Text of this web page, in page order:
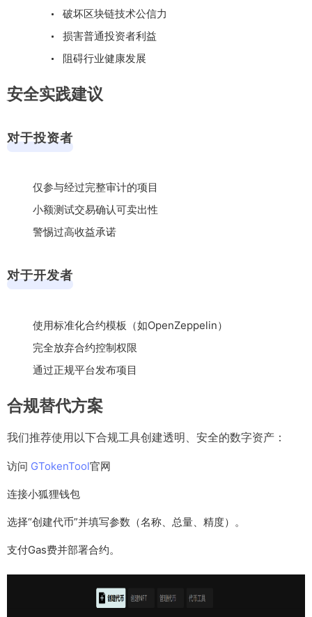
破坏区块链技术公信力
损害普通投资者利益
阻碍行业健康发展
安全实践建议
对于投资者
仅参与经过完整审计的项目
小额测试交易确认可卖出性
警惕过高收益承诺
对于开发者
使用标准化合约模板（如OpenZeppelin）
完全放弃合约控制权限
通过正规平台发布项目
合规替代方案
我们推荐使用以下合规工具创建透明、安全的数字资产：
访问 GTokenTool官网
连接小狐狸钱包
选择“创建代币”并填写参数（名称、总量、精度）。
支付Gas费并部署合约。